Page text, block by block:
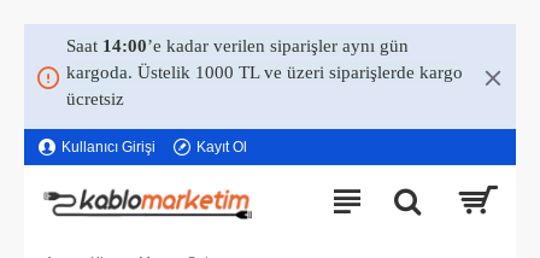
Saat 14:00’e kadar verilen siparişler aynı gün
kargoda. Üstelik 1000 TL ve üzeri siparişlerde kargo
ücretsiz
Kullanıcı Girişi Kayıt Ol